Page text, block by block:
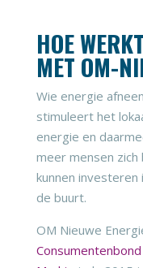
HOE
MET OM-
Wie energie
stimuleert het
energie en
meer mensen zich
kunnen
de buurt.
OM Nieuwe
Consumentenbond